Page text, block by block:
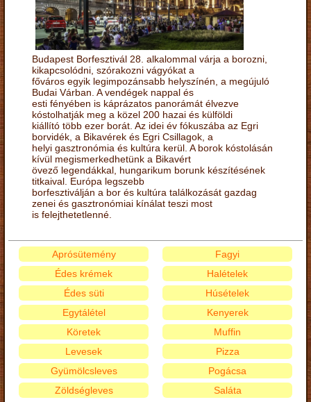
Budapest Borfesztivál 28. alkalommal várja a borozni,
kikapcsolódni, szórakozni vágyókat a
főváros egyik legimpozánsabb helyszínén, a megújuló
Budai Várban. A vendégek nappal és
esti fényében is káprázatos panorámát élvezve
kóstolhatják meg a közel 200 hazai és külföldi
kiállító több ezer borát. Az idei év fókuszába az Egri
borvidék, a Bikavérek és Egri Csillagok, a
helyi gasztronómia és kultúra kerül. A borok kóstolásán
kívül megismerkedhetünk a Bikavért
övező legendákkal, hungarikum borunk készítésének
titkaival. Európa legszebb
borfesztiválján a bor és kultúra találkozását gazdag
zenei és gasztronómiai kínálat teszi most
is felejthetetlenné.
Aprósütemény
Édes krémek
Édes süti
Egytálétel
Fagyi
Halételek
Húsételek
Kenyerek
Köretek
Levesek
Gyümölcsleves
Zöldségleves
Muffin
Pizza
Pogácsa
Saláta